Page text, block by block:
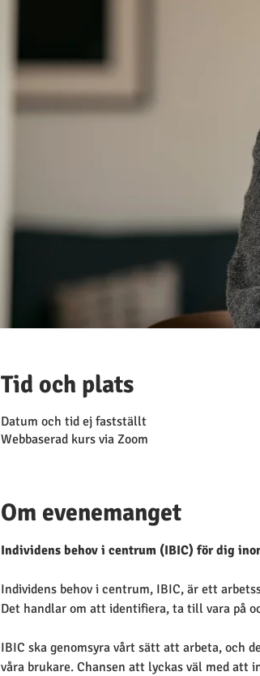
Tid och plats
Datum och tid ej fastställt
Webbaserad kurs via Zoom
Om evenemanget
Individens behov i centrum (IBIC) för dig
Individens behov i centrum, IBIC, är ett
Det handlar om att identifiera, ta till vara på
IBIC ska genomsyra vårt sätt att arbeta, och
våra brukare. Chansen att lyckas väl med att